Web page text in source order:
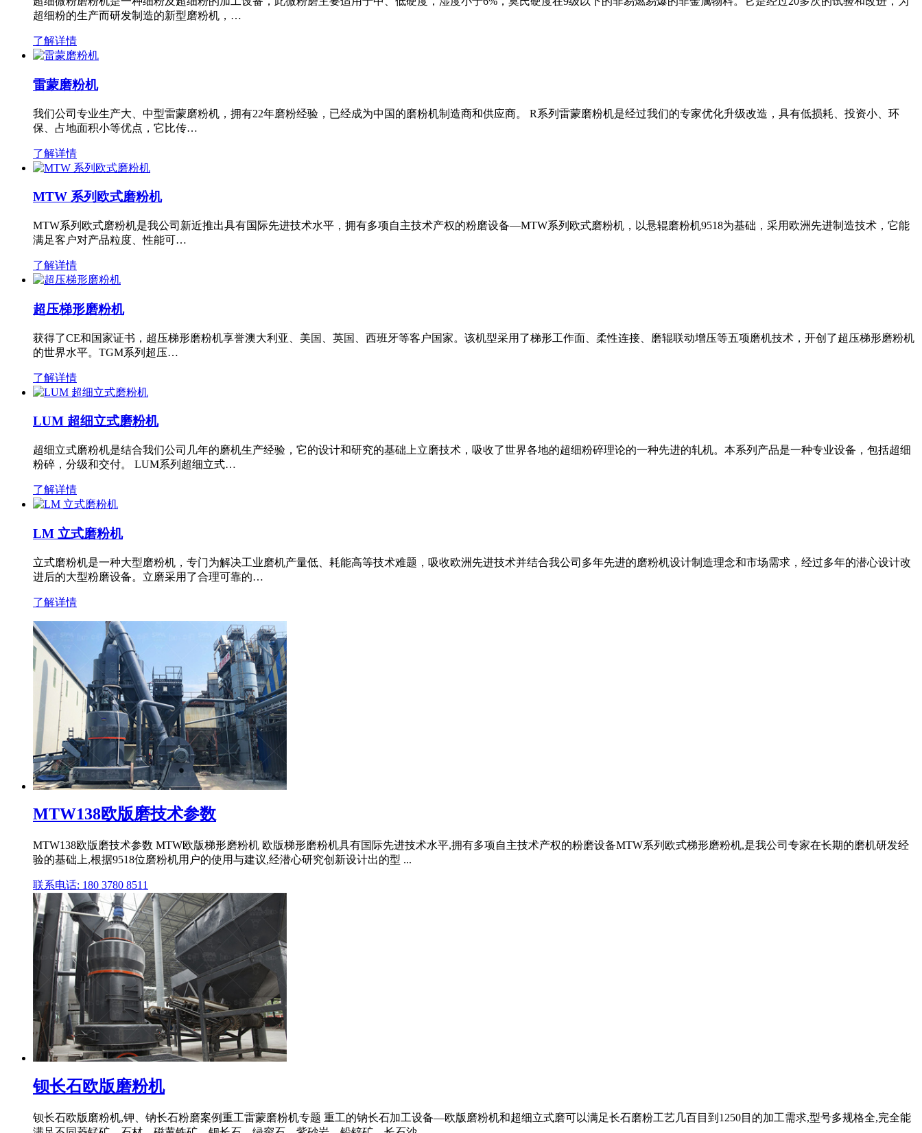
超细粉的生产而研发制造的新型磨粉机，…
了解详情
雷蒙磨粉机
我们公司专业生产大、中型雷蒙磨粉机，拥有22年磨粉经验，已经成为中国的磨粉机制造商和供应商。 R系列雷蒙磨粉机是经过我们的专家优化升级改造，具有低损耗、投资小、环
保、占地面积小等优点，它比传…
了解详情
MTW 系列欧式磨粉机
MTW系列欧式磨粉机是我公司新近推出具有国际先进技术水平，拥有多项自主技术产权的粉磨设备—MTW系列欧式磨粉机，以悬辊磨粉机9518为基础，采用欧洲先进制造技术，它能
满足客户对产品粒度、性能可…
了解详情
超压梯形磨粉机
获得了CE和国家证书，超压梯形磨粉机享誉澳大利亚、美国、英国、西班牙等客户国家。该机型采用了梯形工作面、柔性连接、磨辊联动增压等五项磨机技术，开创了超压梯形磨粉机
的世界水平。TGM系列超压…
了解详情
LUM 超细立式磨粉机
超细立式磨粉机是结合我们公司几年的磨机生产经验，它的设计和研究的基础上立磨技术，吸收了世界各地的超细粉碎理论的一种先进的轧机。本系列产品是一种专业设备，包括超细
粉碎，分级和交付。 LUM系列超细立式…
了解详情
LM 立式磨粉机
立式磨粉机是一种大型磨粉机，专门为解决工业磨机产量低、耗能高等技术难题，吸收欧洲先进技术并结合我公司多年先进的磨粉机设计制造理念和市场需求，经过多年的潜心设计改
进后的大型粉磨设备。立磨采用了合理可靠的…
了解详情
MTW138欧版磨技术参数
MTW138欧版磨技术参数 MTW欧版梯形磨粉机 欧版梯形磨粉机具有国际先进技术水平,拥有多项自主技术产权的粉磨设备MTW系列欧式梯形磨粉机,是我公司专家在长期的磨机研发经
验的基础上,根据9518位磨粉机用户的使用与建议,经潜心研究创新设计出的型 ...
联系电话: 180 3780 8511
钡长石欧版磨粉机
钡长石欧版磨粉机,钾、钠长石粉磨案例重工雷蒙磨粉机专题 重工的钠长石加工设备—欧版磨粉机和超细立式磨可以满足长石磨粉工艺几百目到1250目的加工需求,型号多规格全,完全能